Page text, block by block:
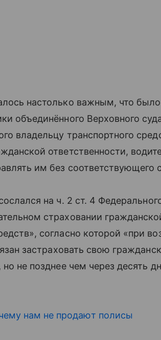
настолько важным, что
объединённого Верховного
владельцу транспортного
ответственности,
им без соответствующего
на ч. 2 ст. 4
страховании
согласно которой «при
застраховать свою
не позднее чем через десять
нам не продают полисы